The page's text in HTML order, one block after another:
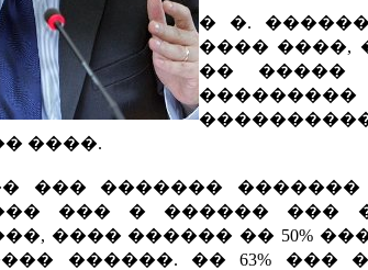
� �.
���� ����,
�� �����
����.
��� �������
��� � ������ ���
���� ������ �� 50%
������. �� 63%